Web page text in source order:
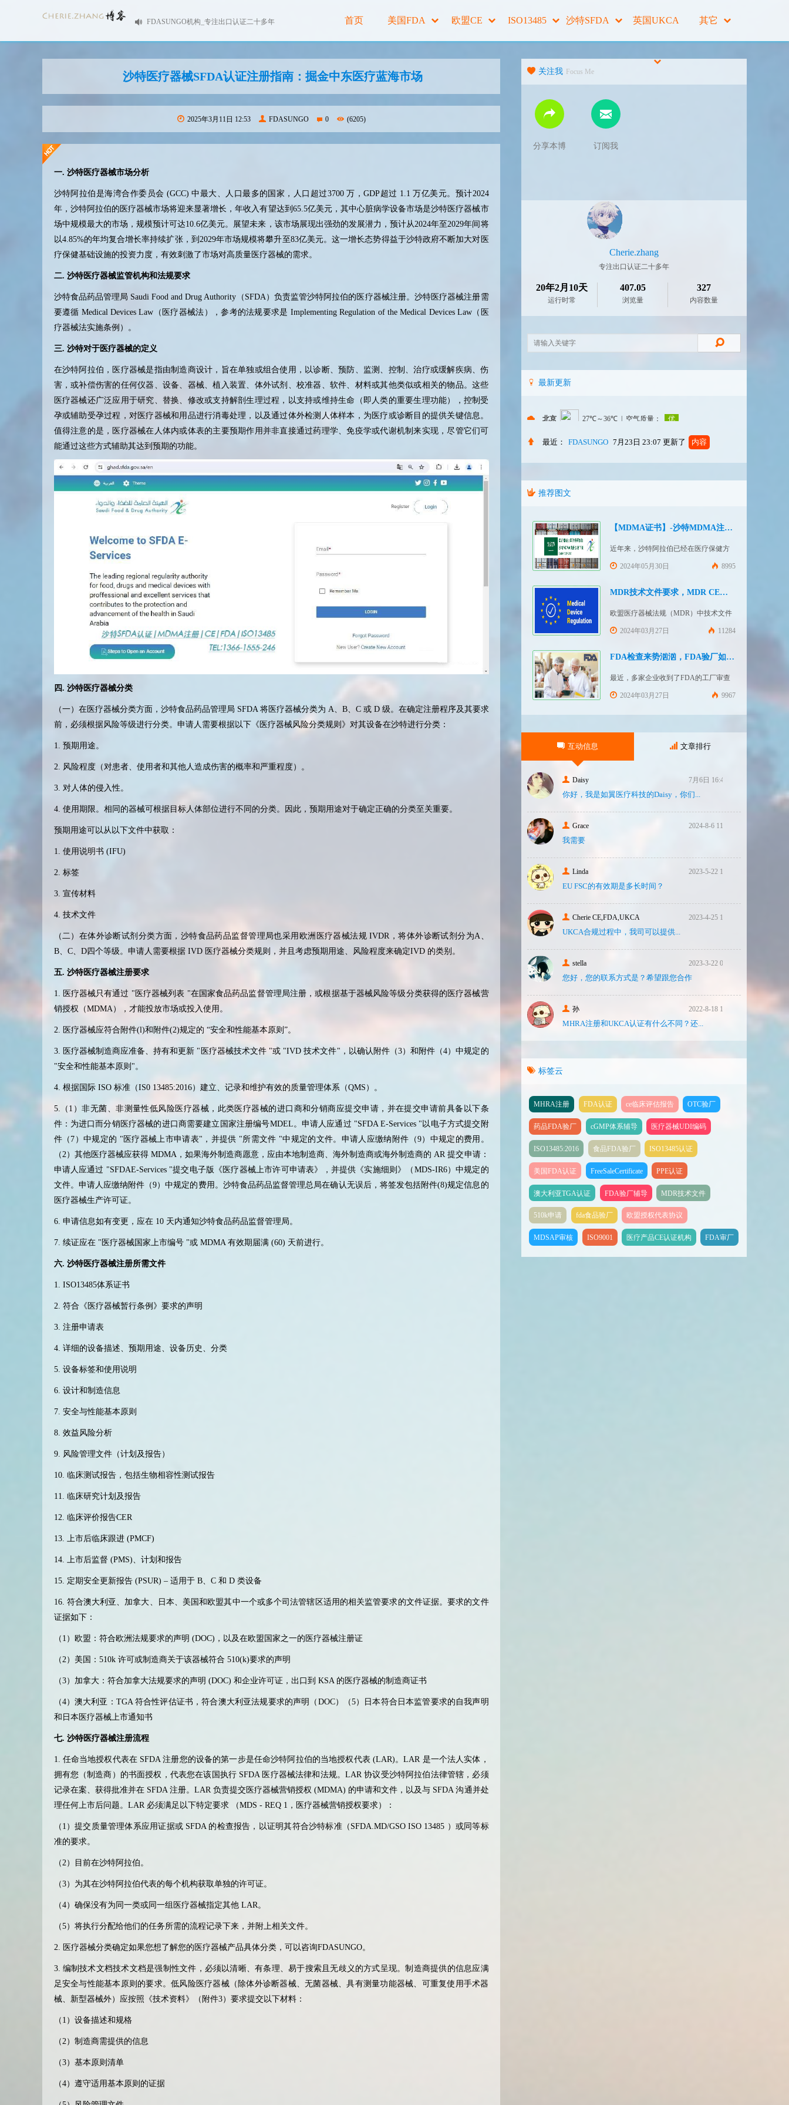
FDASUNGO机构_专注出口认证二十多年 首页 美国FDA 欧盟CE ISO13485 沙特SFDA 英国UKCA 其它
沙特医疗器械SFDA认证注册指南：掘金中东医疗蓝海市场
2025年3月11日 12:53 FDASUNGO 0 (6205)
一. 沙特医疗器械市场分析
沙特阿拉伯是海湾合作委员会 (GCC)中最大、人口最多的国家，人口超过3700万，GDP超过 1.1万亿美元。预计2024
年，沙特阿拉伯的医疗器械市场将迎来显著增长，年收入有望达到 65.5亿美元，其中心脏病学设备市场是沙特医疗器械市
场中规模最大的市场，规模预计可达10.6亿美元。展望未来，该市场展现出强劲的发展潜力，预计从2024年至2029年间将
以4.85%的年均复合增长率持续扩张，到 2029年市场规模将攀升至83亿美元。这一增长态势得益于沙特政府不断加大对医
疗保健基础设施的投资力度，有效刺激了市场对高质量医疗器械的需求。
二. 沙特医疗器械监管机构和法规要求
沙特食品药品管理局 Saudi Food and Drug Authority （ SFDA）负责监管沙特阿拉伯的医疗器械注册。沙特医疗器械注册需
要遵循 Medical Devices Law （医疗器械法），参考的法规要求是 Implementing Regulation of the Medical Devices Law（医
疗器械法实施条例）。
三. 沙特对于医疗器械的定义
在沙特阿拉伯，医疗器械是指由制造商设计，旨在单独或组合使用，以诊断、预防、监测、控制、治疗或缓解疾病、伤
害，或补偿伤害的任何仪器、设备、器械、植入装置、体外试剂、校准器、软件、材料或其他类似或相关的物品。这些
医疗器械还广泛应用于研究、替换、修改或支持解剖生理过程，以支持或维持生命（即人类的重要生理功能），控制受
孕或辅助受孕过程，对医疗器械和用品进行消毒处理，以及通过体外检测人体样本，为医疗或诊断目的提供关键信息。
值得注意的是，医疗器械在人体内或体表的主要预期作用并非直接通过药理学、免疫学或代谢机制来实现，尽管它们可
能通过这些方式辅助其达到预期的功能。
四. 沙特医疗器械分类
（一）在医疗器械分类方面，沙特食品药品管理局 SFDA 将医疗器械分类为 A、 B、 C 或D 级。在确定注册程序及其要求
前，必须根据风险等级进行分类。申请人需要根据以下《医疗器械风险分类规则》对其设备在沙特进行分类：
1. 预期用途。
2. 风险程度（对患者、使用者和其他人造成伤害的概率和严重程度）。
3. 对人体的侵入性。
4. 使用期限。相同的器械可根据目标人体部位进行不同的分类。因此，预期用途对于确定正确的分类至关重要。
预期用途可以从以下文件中获取：
1. 使用说明书 (IFU)
2. 标签
3. 宣传材料
4. 技术文件
（二）在体外诊断试剂分类方面，沙特食品药品监督管理局也采用欧洲医疗器械法规 IVDR，将体外诊断试剂分为A、
B、 C、 D四个等级。申请人需要根据IVD 医疗器械分类规则，并且考虑预期用途、风险程度来确定IVD 的类别。
五. 沙特医疗器械注册要求
1. 医疗器械只有通过 " 医疗器械列表 "在国家食品药品监督管理局注册，或根据基于器械风险等级分类获得的医疗器械营
销授权（MDMA），才能投放市场或投入使用。
2. 医疗器械应符合附件(l)和附件(2)规定的 “安全和性能基本原则 ”。
3. 医疗器械制造商应准备、持有和更新 " 医疗器械技术文件 "或 "IVD技术文件" ，以确认附件（3）和附件（4）中规定的
"安全和性能基本原则 "。
4. 根据国际ISO 标准（IS0 13485:2016）建立、记录和维护有效的质量管理体系（QMS ）。
5. （ 1 ）非无菌、非测量性低风险医疗器械，此类医疗器械的进口商和分销商应提交申请，并在提交申请前具备以下条
件：为进口而分销医疗器械的进口商需要建立国家注册编号MDEL。申请人应通过 "SFDA E-Services "以电子方式提交附
件（ 7 ）中规定的 " 医疗器械上市申请表" ，并提供 "所需文件 "中规定的文件。申请人应缴纳附件（9）中规定的费用。
（2）其他医疗器械应获得MDMA，如果海外制造商愿意，应由本地制造商、海外制造商或海外制造商的 AR提交申请：
申请人应通过 "SFDAE-Services "提交电子版《医疗器械上市许可申请表》，并提供《实施细则》（ MDS-IR6）中规定的
文件。申请人应缴纳附件（9）中规定的费用。沙特食品药品监督管理总局在确认无误后，将签发包括附件(8)规定信息的
医疗器械生产许可证。
6. 申请信息如有变更，应在10 天内通知沙特食品药品监督管理局。
7. 续证应在" 医疗器械国家上市编号"或MDMA 有效期届满(60) 天前进行。
六. 沙特医疗器械注册所需文件
1. ISO13485体系证书
2. 符合《医疗器械暂行条例》要求的声明
3. 注册申请表
4. 详细的设备描述、预期用途、设备历史、分类
5. 设备标签和使用说明
6. 设计和制造信息
7. 安全与性能基本原则
8. 效益风险分析
9. 风险管理文件（计划及报告）
10. 临床测试报告，包括生物相容性测试报告
11. 临床研究计划及报告
12. 临床评价报告CER
13. 上市后临床跟进(PMCF)
14. 上市后监督 (PMS)、计划和报告
15. 定期安全更新报告(PSUR) – 适用于B、 C 和 D 类设备
16. 符合澳大利亚、加拿大、日本、美国和欧盟其中一个或多个司法管辖区适用的相关监管要求的文件证据。要求的文件
证据如下：
（ 1 ）欧盟：符合欧洲法规要求的声明 (DOC) ，以及在欧盟国家之一的医疗器械注册证
（2）美国： 510k 许可或制造商关于该器械符合 510(k)要求的声明
（3）加拿大：符合加拿大法规要求的声明 (DOC) 和企业许可证，出口到 KSA 的医疗器械的制造商证书
（4）澳大利亚： TGA 符合性评估证书，符合澳大利亚法规要求的声明（ DOC）（5）日本符合日本监管要求的自我声明
和日本医疗器械上市通知书
七. 沙特医疗器械注册流程
1. 任命当地授权代表在SFDA注册您的设备的第一步是任命沙特阿拉伯的当地授权代表 (LAR)。LAR 是一个法人实体，
拥有您（制造商）的书面授权，代表您在该国执行 SFDA 医疗器械法律和法规。LAR协议受沙特阿拉伯法律管辖，必须
记录在案、获得批准并在SFDA 注册。 LAR 负责提交医疗器械营销授权 (MDMA) 的申请和文件，以及与 SFDA沟通并处
理任何上市后问题。 LAR 必须满足以下特定要求 （MDS - REQ 1 ，医疗器械营销授权要求）：
（ 1 ）提交质量管理体系应用证据或SFDA 的检查报告，以证明其符合沙特标准（ SFDA.MD/GSO ISO 13485 ）或同等标
准的要求。
（2）目前在沙特阿拉伯。
（3）为其在沙特阿拉伯代表的每个机构获取单独的许可证。
（4）确保没有为同一类或同一组医疗器械指定其他LAR。
（5）将执行分配给他们的任务所需的流程记录下来，并附上相关文件。
2. 医疗器械分类确定如果您想了解您的医疗器械产品具体分类，可以咨询FDASUNGO。
3. 编制技术文档技术文档是强制性文件，必须以清晰、有条理、易于搜索且无歧义的方式呈现。制造商提供的信息应满
足安全与性能基本原则的要求。低风险医疗器械（除体外诊断器械、无菌器械、具有测量功能器械、可重复使用手术器
械、新型器械外）应按照《技术资料》（附件3）要求提交以下材料：
（ 1 ）设备描述和规格
（2）制造商需提供的信息
（3）基本原则清单
（4）遵守适用基本原则的证据
关注我 Focus Me
分享本博 订阅我
Cherie.zhang
专注出口认证二十多年
20年2月10天
运行时常
407.05
浏览量
327
内容数量
最新更新
最近： FDASUNGO 7月23日 23:07 更新了 内容
推荐图文
【MDMA证书】-沙特MDMA注册快速下证
近年来，沙特阿拉伯已经在医疗保健方
面投入大量资金并将继续增加支出，这
场。然而，想要在该国销售其设备的制
须在沙特阿拉伯获得其设备的授权。开
启沙特医疗器械上市合规业务，
块。F
2024年05月30日 8995
MDR技术文件要求，MDR CE认证办理
欧盟医疗器械法规（MDR）中技术文件
的主要目的是证明医疗器械满足一般安
疗设备都必须提供技术文件。MDR附件
MDR技术文档结构：设备描述和规格，
2024年03月27日 11284
FDA检查来势汹汹，FDA验厂如何应对？
最近，多家企业收到了FDA的工厂审查
通知，我们作为美代也收到了FDA要求
（MarcoRubio）联合8位参议员认为FDA
疏于检查中国和印度等美国以外的药械
制造商（尤其是医疗器械）并已危及美
国患者和美国国内厂商，因此联
2024年03月27日 9967
互动信息 文章排行
Daisy 7月6日 16:47
你好，我是如翼医疗科技的Daisy，你们...
Grace 2024-8-6 11:14
我需要
Linda 2023-5-22 10:43
EU FSC的有效期是多长时间？
Cherie CE,FDA,UKCA 2023-4-25 16:24
UKCA合‮过规‬程中，我司可‮提以‬供...
stella 2023-3-22 08:31
您好，您的联系方式是？希望跟您合作
孙 2022-8-18 17:47
MHRA注册和UKCA认证有什么不同？还...
标签云
MHRA注册 FDA认证 ce临床评估报告 OTC验厂
药品FDA验厂 cGMP体系辅导 医疗器械UDI编码
ISO13485:2016 食品FDA验厂 ISO13485认证
美国FDA认证 FreeSaleCertificate PPE认证
澳大利亚TGA认证 FDA验厂辅导 MDR技术文件
510k申请 fda食品验厂 欧盟授权代表协议
MDSAP审核 ISO9001 医疗产品CE认证机构 FDA审厂